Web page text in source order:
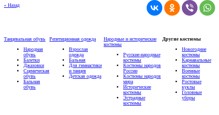
« Назад
Танцевальная обувь
Народная
обувь
Балетки
Джазовки
Сценическая
обувь
Бальная
обувь
Репетиционная одежда
Взрослая
одежда
Бальная
Для гимнастики
и танцев
Детская одежда
Народные и исторические
костюмы
Русские-народные
костюмы
Костюмы народов
России
Костюмы народов
мира
Исторические
костюмы
Эстрадные
костюмы
Другие костюмы
Новогодние
костюмы
Карнавальные
костюмы
Военные
костюмы
Ростовые
куклы
Головные
уборы